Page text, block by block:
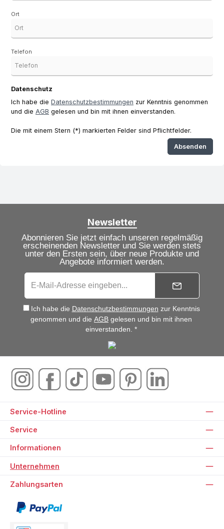
Ort
Telefon
Datenschutz
Ich habe die Datenschutzbestimmungen zur Kenntnis genommen
und die AGB gelesen und bin mit ihnen einverstanden.
Die mit einem Stern (*) markierten Felder sind Pflichtfelder.
Absenden
Newsletter
Abonnieren Sie jetzt einfach unseren regelmäßig
erscheinenden Newsletter und Sie werden stets
unter den Ersten sein, über neue Produkte und
Angebote informiert werden.
Ich habe die Datenschutzbestimmungen zur Kenntnis
genommen und die AGB gelesen und bin mit ihnen
einverstanden. *
Service-Hotline
Service
Informationen
Unternehmen
Zahlungsarten